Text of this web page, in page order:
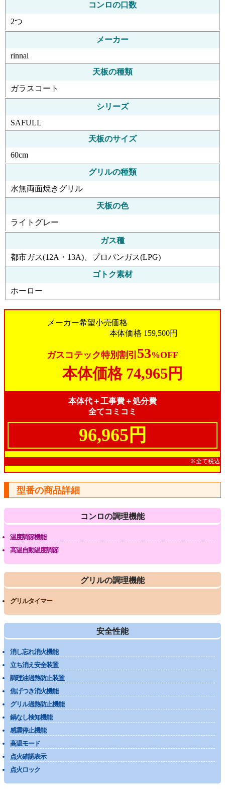
コンロの口数
2つ
メーカー
rinnai
天板の種類
ガラスコート
シリーズ
SAFULL
天板のサイズ
60cm
グリルの種類
水無両面焼きグリル
天板の色
ライトグレー
ガス種
都市ガス(12A・13A)、プロパンガス(LPG)
ゴトク素材
ホーロー
メーカー希望小売価格
本体価格 159,500円
ガスコテック特別割引 53%OFF
本体価格 74,965円
本体代＋工事費＋処分費
全てコミコミ
96,965円
※全て税込
型番の商品詳細
コンロの調理機能
温度調節機能
高温自動温度調節
グリルの調理機能
グリルタイマー
安全性能
消し忘れ消火機能
立ち消え安全装置
調理油過熱防止装置
焦げつき消火機能
グリル過熱防止機能
鍋なし検知機能
感震停止機能
高温モード
点火確認表示
点火ロック